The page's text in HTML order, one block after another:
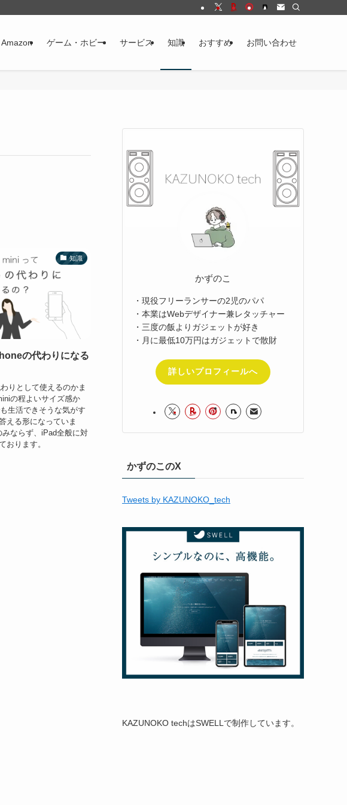
Amazon ゲーム・ホビー サービス 知識 おすすめ お問い合わせ
知識
の代わりになる
りとして使えるのかま
の程よいサイズ感か
生活できそうな気がす
える形になっていま
ならず、iPad全般に対
おります。
かずのこ
・現役フリーランサーの2児のパパ
・本業はWebデザイナー兼レタッチャー
・三度の飯よりガジェットが好き
・月に最低10万円はガジェットで散財
詳しいプロフィールへ
かずのこのX
Tweets by KAZUNOKO_tech
KAZUNOKO techはSWELLで制作しています。